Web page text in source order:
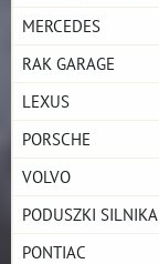
MERCEDES
RAK GARAGE
LEXUS
PORSCHE
VOLVO
PODUSZKI SILNIKA
PONTIAC